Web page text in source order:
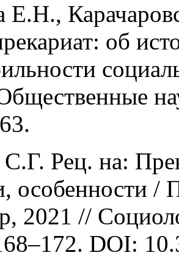
Е.Н.,
об
Рец. на:
2021 //
DOI: